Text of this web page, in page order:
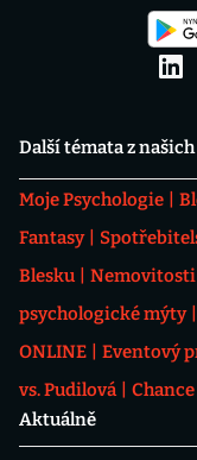
Další témata z
Moje Psychologie
Fantasy
Blesku
Nemovitosti
psychologické mýty
ONLINE
Eventový
vs. Pudilová
Aktuálně